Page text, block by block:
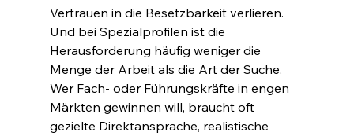
Vertrauen in die Besetzbarkeit verlieren.
Und bei Spezialprofilen ist die
Herausforderung häufig weniger die
Menge der Arbeit als die Art der Suche.
Wer Fach- oder Führungskräfte in engen
Märkten gewinnen will, braucht oft
gezielte Direktansprache, realistische